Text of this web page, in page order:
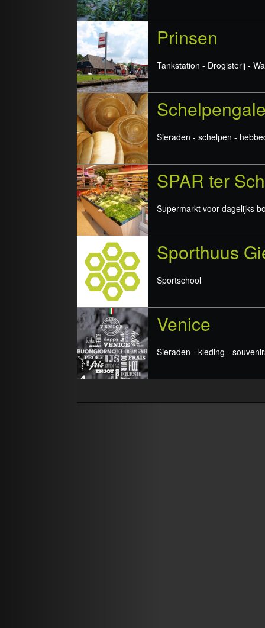
Prinsen
Tankstation - Drogisterij -
Sieraden - schelpen -
SPAR ter
Supermarkt voor dagelijks
Sporthuus
Sportschool
Venice
Sieraden - kleding -